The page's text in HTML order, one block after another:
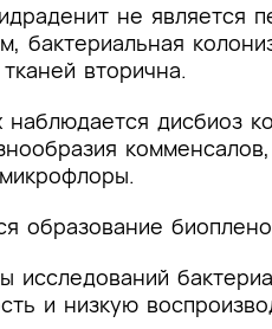
не является
бактериальная
вторична.
дисбиоз
образование
исследований
и низкую